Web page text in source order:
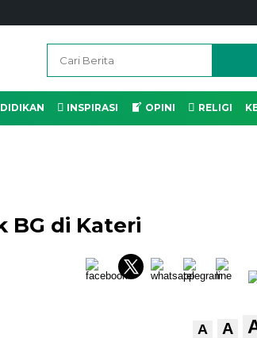
INSPIRASI OPINI RELIGI
BG di Kateri
A A